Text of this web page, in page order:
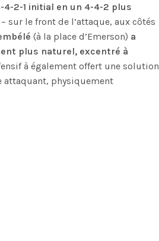
2-1 initial en un 4-4-2 plus
sur le front de l’attaque, aux côtés
(à la place d’Emerson) a
plus naturel, excentré à
à également offert une solution
attaquant, physiquement